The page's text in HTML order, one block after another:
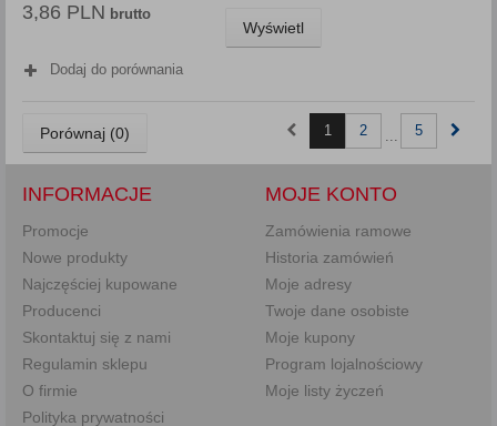
3,86 PLN brutto
Wyświetl
Dodaj do porównania
Porównaj (0) 1 2 5
INFORMACJE
Promocje
Nowe produkty
Najczęściej kupowane
Producenci
Skontaktuj się z nami
Regulamin sklepu
O firmie
Polityka prywatności
MOJE KONTO
Zamówienia ramowe
Historia zamówień
Moje adresy
Twoje dane osobiste
Moje kupony
Program lojalnościowy
Moje listy życzeń